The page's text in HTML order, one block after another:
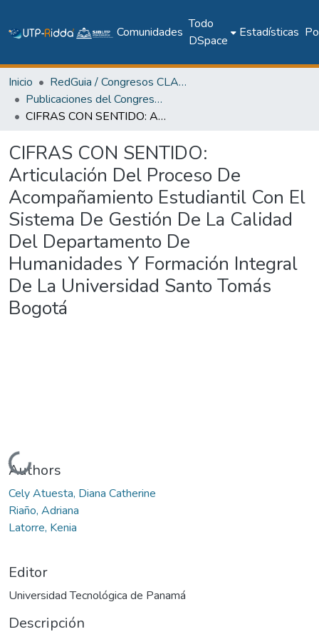
Comunidades
Todo
DSpace
Estadísticas
Inicio
RedGuia / Congresos CLABES
Publicaciones del Congreso Internacional CLABES
CIFRAS CON SENTIDO: Articulación Del Proceso De Acompañamiento Estudiantil Con El Sistema De Gestión De La Calidad Del Departamento De Humanidades Y Formación Integral De La Universidad Santo Tomás Bogotá
CIFRAS CON SENTIDO:
Articulación Del Proceso De
Acompañamiento Estudiantil Con El
Sistema De Gestión De La Calidad
Del Departamento De
Humanidades Y Formación Integral
De La Universidad Santo Tomás
Bogotá
Cargando...
Authors
Cely Atuesta, Diana Catherine
Riaño, Adriana
Latorre, Kenia
Editor
Universidad Tecnológica de Panamá
Descripción